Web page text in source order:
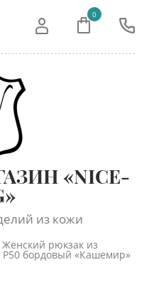
«NICE-
из кожи
0
Женский рюкзак из
Р50 бордовый «Кашемир»